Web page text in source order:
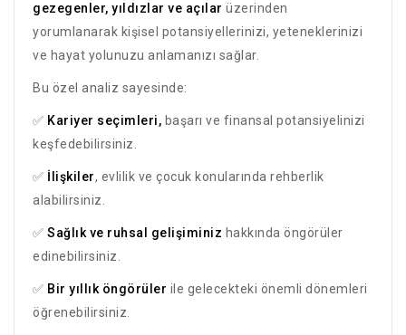
gezegenler, yıldızlar ve açılar üzerinden
yorumlanarak kişisel potansiyellerinizi, yeteneklerinizi
ve hayat yolunuzu anlamanızı sağlar.
Bu özel analiz sayesinde:
✅ Kariyer seçimleri, başarı ve finansal potansiyelinizi
keşfedebilirsiniz.
✅ İlişkiler, evlilik ve çocuk konularında rehberlik
alabilirsiniz.
✅ Sağlık ve ruhsal gelişiminiz hakkında öngörüler
edinebilirsiniz.
✅ Bir yıllık öngörüler ile gelecekteki önemli dönemleri
öğrenebilirsiniz.